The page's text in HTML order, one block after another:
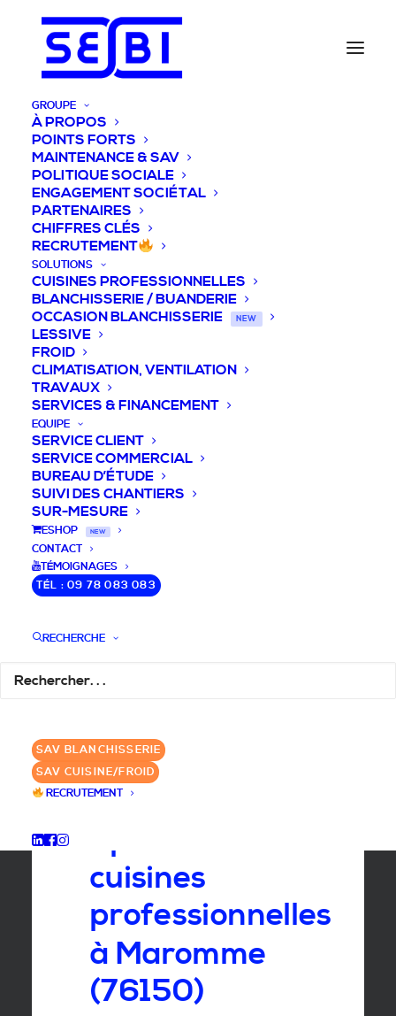
GROUPE
À PROPOS
POINTS FORTS
MAINTENANCE & SAV
POLITIQUE SOCIALE
ENGAGEMENT SOCIÉTAL
PARTENAIRES
CHIFFRES CLÉS
RECRUTEMENT
SOLUTIONS
CUISINES PROFESSIONNELLES
BLANCHISSERIE / BUANDERIE
OCCASION BLANCHISSERIE
NEW
LESSIVE
FROID
CLIMATISATION, VENTILATION
TRAVAUX
SERVICES & FINANCEMENT
EQUIPE
SERVICE CLIENT
SERVICE COMMERCIAL
BUREAU D’ÉTUDE
SUIVI DES CHANTIERS
SUR-MESURE
ESHOP NEW
CONTACT
TÉMOIGNAGES
TÉL : 09 78 083 083
RECHERCHE
SAV BLANCHISSERIE
SAV CUISINE/FROID
RECRUTEMENT
DEVIS / CONSEILS /
QUESTIONS
✆ 09 78 083 083
GROUPE SEBI
Spécialiste
cuisines
professionnelles
à Maromme
(76150)